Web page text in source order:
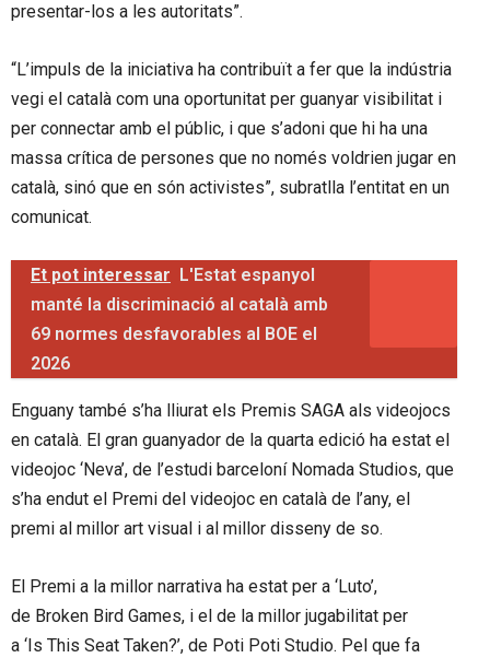
presentar-los a les autoritats”.
“L’impuls de la iniciativa ha contribuït a fer que la indústria
vegi el català com una oportunitat per guanyar visibilitat i
per connectar amb el públic, i que s’adoni que hi ha una
massa crítica de persones que no només voldrien jugar en
català, sinó que en són activistes”, subratlla l’entitat en un
comunicat.
Et pot interessar L'Estat espanyol
manté la discriminació al català amb
69 normes desfavorables al BOE el
2026
Enguany també s’ha lliurat els Premis SAGA als videojocs
en català. El gran guanyador de la quarta edició ha estat el
videojoc ‘Neva’, de l’estudi barceloní Nomada Studios, que
s’ha endut el Premi del videojoc en català de l’any, el
premi al millor art visual i al millor disseny de so.
El Premi a la millor narrativa ha estat per a ‘Luto’,
de Broken Bird Games, i el de la millor jugabilitat per
a ‘Is This Seat Taken?’, de Poti Poti Studio. Pel que fa